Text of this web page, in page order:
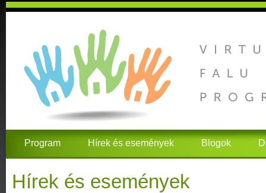
Program Hírek és események Blogok
Hírek és események